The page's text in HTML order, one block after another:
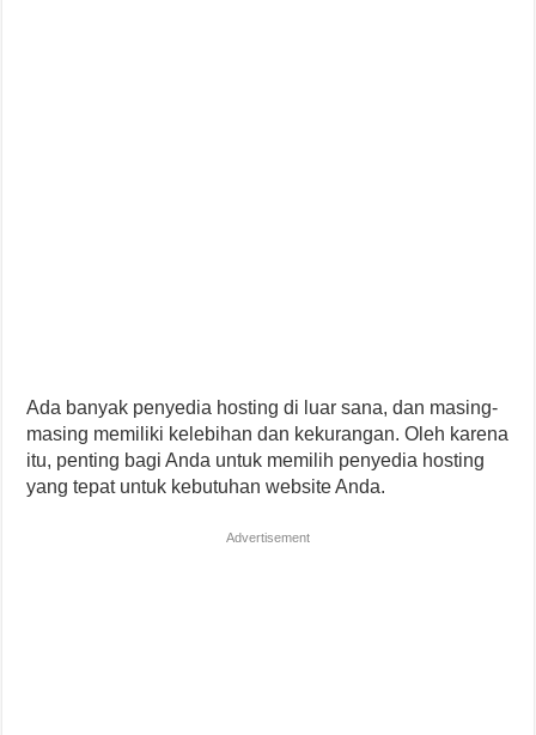
Ada banyak penyedia hosting di luar sana, dan masing-
masing memiliki kelebihan dan kekurangan. Oleh karena
itu, penting bagi Anda untuk memilih penyedia hosting
yang tepat untuk kebutuhan website Anda.
Advertisement